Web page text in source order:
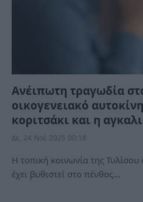
Ανέιπωτη τραγωδία
οικογενειακό
κοριτσάκι και η
Δε, 24 Νοέ 2025 00:18
Η τοπική κοινωνία της
έχει βυθιστεί στο πένθος…